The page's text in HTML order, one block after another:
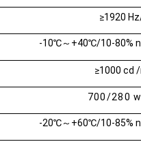
≥1920
-10℃～+40℃/10-80%
≥1000 cd
700/280
-20℃～+60℃/10-85%